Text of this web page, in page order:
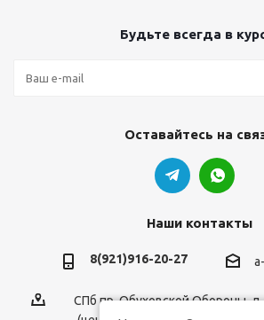
Будьте всегда в
Оставайтесь на
Наши контакты
8(921)916-20-27
СПб пр. Обуховской Обороны,